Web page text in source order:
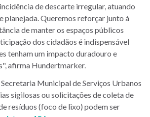
de descarte irregular, atuando
planejada. Queremos reforçar junto à
de manter os espaços públicos
dos cidadãos é indispensável
tenham um impacto duradouro e
afirma Hundertmarker.
Municipal de Serviços Urbanos
sigilosas ou solicitações de coleta de
resíduos (foco de lixo) podem ser